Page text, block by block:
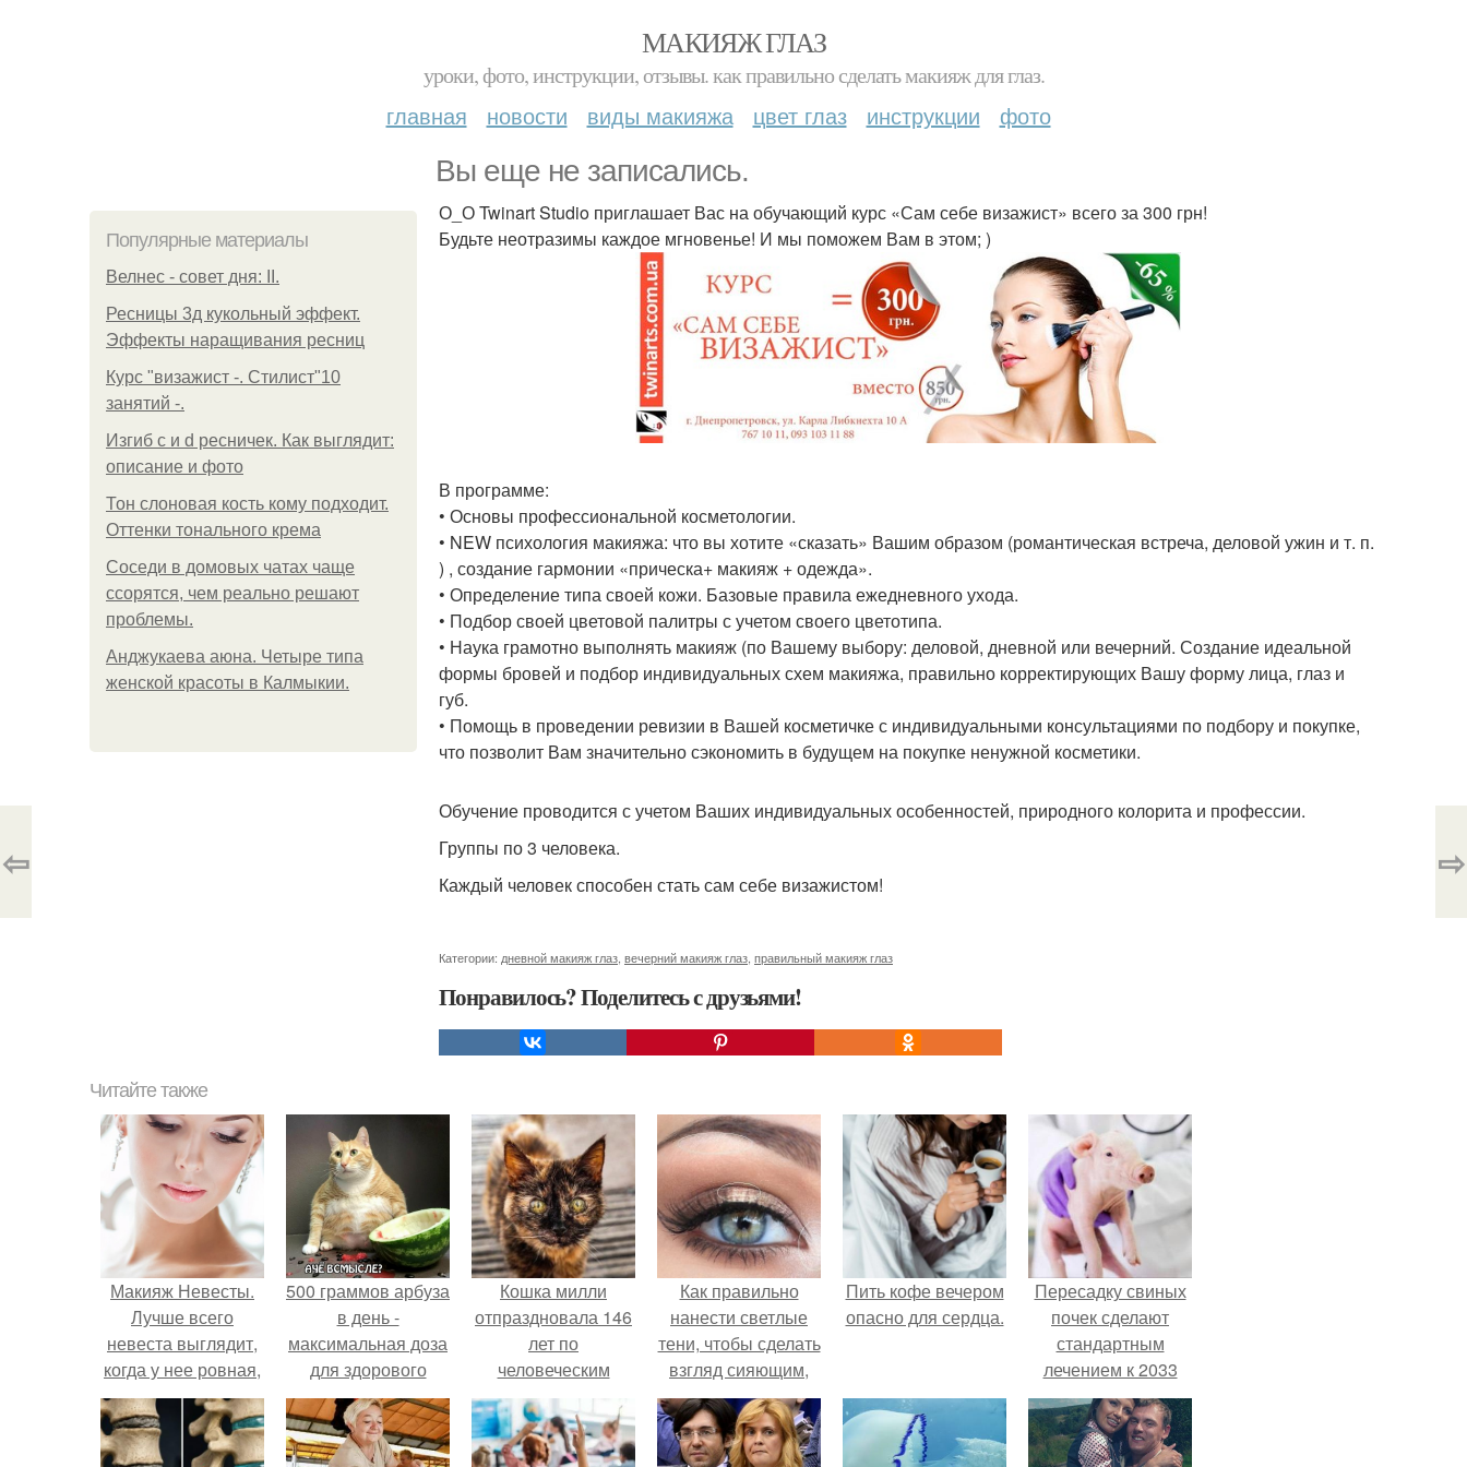
МАКИЯЖ ГЛАЗ
уроки, фото, инструкции, отзывы. как правильно сделать макияж для глаз.
главная новости виды макияжа цвет глаз инструкции фото
Вы еще не записались.
Популярные материалы
Велнес - совет дня: II.
Ресницы 3д кукольный эффект.
Эффекты наращивания ресниц
Курс "визажист -. Стилист"10
занятий -.
Изгиб c и d ресничек. Как выглядит:
описание и фото
Тон слоновая кость кому подходит.
Оттенки тонального крема
Соседи в домовых чатах чаще
ссорятся, чем реально решают
проблемы.
Анджукаева аюна. Четыре типа
женской красоты в Калмыкии.
О_О Twinart Studio приглашает Вас на обучающий курс «Сам себе визажист» всего за 300 грн!
Будьте неотразимы каждое мгновенье! И мы поможем Вам в этом; )
В программе:
• Основы профессиональной косметологии.
• NEW психология макияжа: что вы хотите «сказать» Вашим образом (романтическая встреча, деловой ужин и т. п.
) , создание гармонии «прическа+ макияж + одежда».
• Определение типа своей кожи. Базовые правила ежедневного ухода.
• Подбор своей цветовой палитры с учетом своего цветотипа.
• Наука грамотно выполнять макияж (по Вашему выбору: деловой, дневной или вечерний. Создание идеальной
формы бровей и подбор индивидуальных схем макияжа, правильно корректирующих Вашу форму лица, глаз и
губ.
• Помощь в проведении ревизии в Вашей косметичке с индивидуальными консультациями по подбору и покупке,
что позволит Вам значительно сэкономить в будущем на покупке ненужной косметики.
Обучение проводится с учетом Ваших индивидуальных особенностей, природного колорита и профессии.
Группы по 3 человека.
Каждый человек способен стать сам себе визажистом!
Категории: дневной макияж глаз вечерний макияж глаз правильный макияж глаз
Понравилось? Поделитесь с друзьями!
⇦ ⇨
Читайте также
Макияж Невесты.
Лучше всего
невеста выглядит,
когда у нее ровная,
естественно
выглядящая кожа.
500 граммов арбуза
в день -
максимальная доза
для здорового
взрослого,
предупредили
врачи.
Кошка милли
отпраздновала 146
лет по
человеческим
Меркам и
претендует на
звание самой
Как правильно
нанести светлые
тени, чтобы сделать
взгляд сияющим,
свежим и
выразительным.
Пить кофе вечером
опасно для сердца.
Пересадку свиных
почек сделают
стандартным
лечением к 2033
году в Японии.